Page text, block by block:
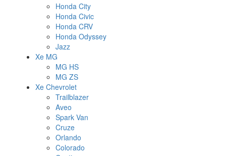
Honda City
Honda Civic
Honda CRV
Honda Odyssey
Jazz
Xe MG
MG HS
MG ZS
Xe Chevrolet
Trailblazer
Aveo
Spark Van
Cruze
Orlando
Colorado